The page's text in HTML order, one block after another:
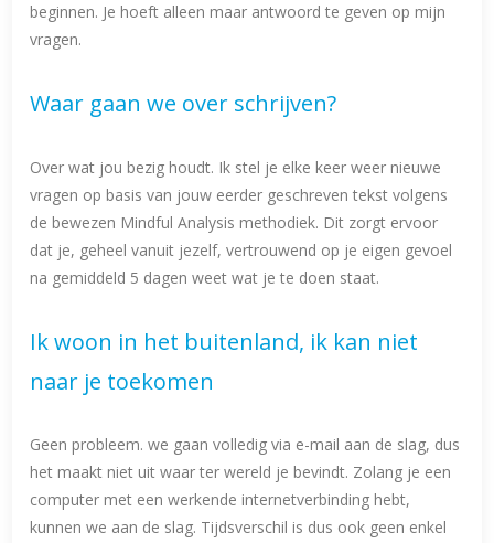
beginnen. Je hoeft alleen maar antwoord te geven op mijn
vragen.
Waar gaan we over schrijven?
Over wat jou bezig houdt. Ik stel je elke keer weer nieuwe
vragen op basis van jouw eerder geschreven tekst volgens
de bewezen Mindful Analysis methodiek. Dit zorgt ervoor
dat je, geheel vanuit jezelf, vertrouwend op je eigen gevoel
na gemiddeld 5 dagen weet wat je te doen staat.
Ik woon in het buitenland, ik kan niet
naar je toekomen
Geen probleem. we gaan volledig via e-mail aan de slag, dus
het maakt niet uit waar ter wereld je bevindt. Zolang je een
computer met een werkende internetverbinding hebt,
kunnen we aan de slag. Tijdsverschil is dus ook geen enkel